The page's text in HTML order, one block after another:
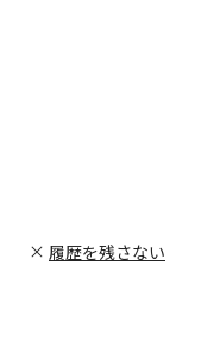
履歴を残さない